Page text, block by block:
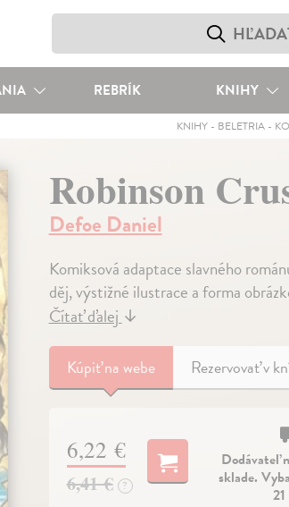
REBRÍK KNIHY
KNIHY- BELETRIA-
Robinson
Defoe Daniel
Komiksová adaptace slavného
děj, výstižné ilustrace a forma
Čítať ďalej↓
Kúpiťna webe Rezervovať v
6,22 €
6,41 € ?
Dodávateľ
sklade.